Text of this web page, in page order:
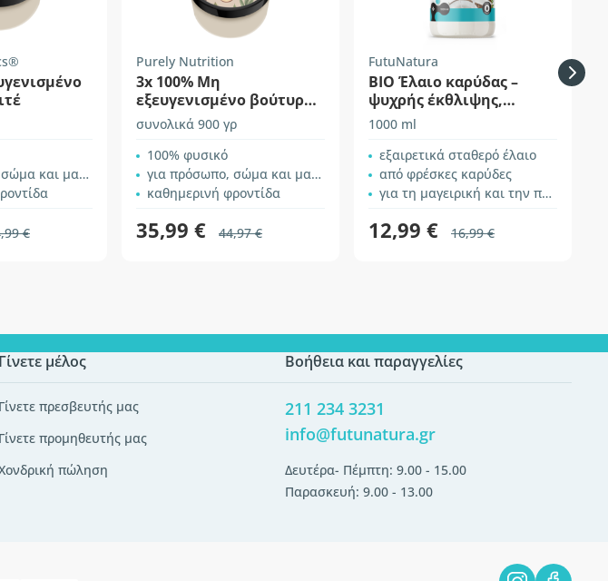
και μαλλιά
€
Purely Nutrition
3x 100% Mη
εξευγενισμένο βούτυρο
καριτέ
συνολικά 900 γρ
100% φυσικό
για πρόσωπο, σώμα και μαλλιά
καθημερινή φροντίδα
35,99 € 44,97 €
FutuNatura
BIO Έλαιο καρύδας –
ψυχρής έκθλιψης,
ανεπεξέργαστο
1000 ml
εξαιρετικά σταθερό έλαιο
από φρέσκες καρύδες
για τη μαγειρική και την περιποίηση του δέρματος
12,99 € 16,99 €
Γίνετε μέλος
Γίνετε πρεσβευτής μας
Γίνετε προμηθευτής μας
πώληση
Βοήθεια και παραγγελίες
211 234 3231
info@futunatura.gr
Δευτέρα- Πέμπτη: 9.00 - 15.00
Παρασκευή: 9.00 - 13.00